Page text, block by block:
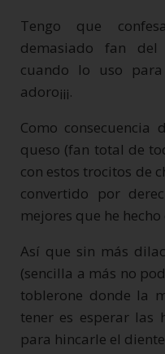
Tengo que
demasiado fan del
cuando lo uso
adoro¡¡¡.
Como
queso (fan total de
con estos trocitos de
convertido por
mejores que he
Así que sin más
(sencilla a más no
toblerone donde la
tener es esperar las
para hincarle el